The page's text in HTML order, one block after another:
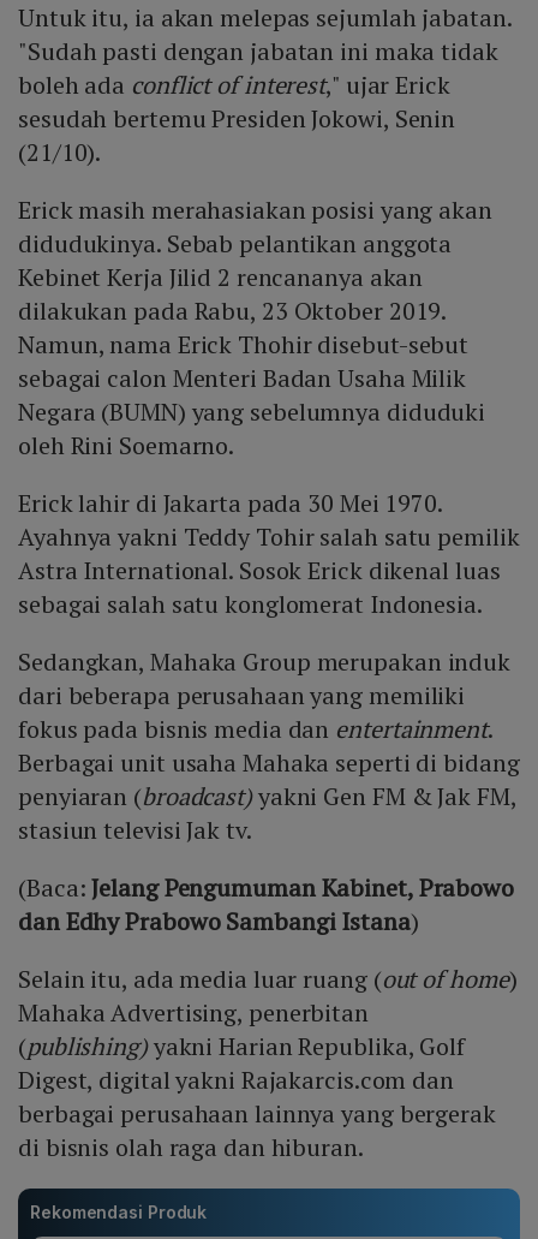
Untuk itu, ia akan melepas sejumlah jabatan.
"Sudah pasti dengan jabatan ini maka tidak
boleh ada conflict of interest," ujar Erick
sesudah bertemu Presiden Jokowi, Senin
(21/10).
Erick masih merahasiakan posisi yang akan
didudukinya. Sebab pelantikan anggota
Kebinet Kerja Jilid 2 rencananya akan
dilakukan pada Rabu, 23 Oktober 2019.
Namun, nama Erick Thohir disebut-sebut
sebagai calon Menteri Badan Usaha Milik
Negara (BUMN) yang sebelumnya diduduki
oleh Rini Soemarno.
Erick lahir di Jakarta pada 30 Mei 1970.
Ayahnya yakni Teddy Tohir salah satu pemilik
Astra International. Sosok Erick dikenal luas
sebagai salah satu konglomerat Indonesia.
Sedangkan, Mahaka Group merupakan induk
dari beberapa perusahaan yang memiliki
fokus pada bisnis media dan entertainment.
Berbagai unit usaha Mahaka seperti di bidang
penyiaran (broadcast)yakni Gen FM & Jak FM,
stasiun televisi Jak tv.
(Baca:Jelang Pengumuman Kabinet, Prabowo
dan Edhy Prabowo Sambangi Istana)
Selain itu, ada media luar ruang (out of home)
Mahaka Advertising, penerbitan
(publishing)yakni Harian Republika, Golf
Digest, digital yakni Rajakarcis.com dan
berbagai perusahaan lainnya yang bergerak
di bisnis olah raga dan hiburan.
Rekomendasi Produk